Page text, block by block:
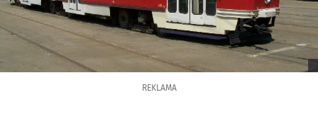
REKLAMA